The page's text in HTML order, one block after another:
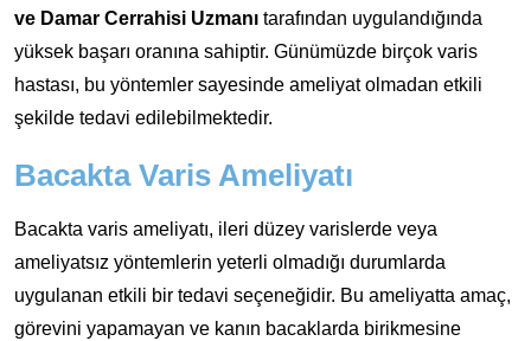
ve Damar Cerrahisi Uzmanı tarafından uygulandığında
yüksek başarı oranına sahiptir. Günümüzde birçok varis
hastası, bu yöntemler sayesinde ameliyat olmadan etkili
şekilde tedavi edilebilmektedir.
Bacakta Varis Ameliyatı
Bacakta varis ameliyatı, ileri düzey varislerde veya
ameliyatsız yöntemlerin yeterli olmadığı durumlarda
uygulanan etkili bir tedavi seçeneğidir. Bu ameliyatta amaç,
görevini yapamayan ve kanın bacaklarda birikmesine